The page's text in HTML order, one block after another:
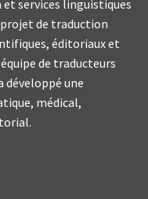
et services linguistiques
projet de traduction
éditoriaux et
de traducteurs
développé une
médical,